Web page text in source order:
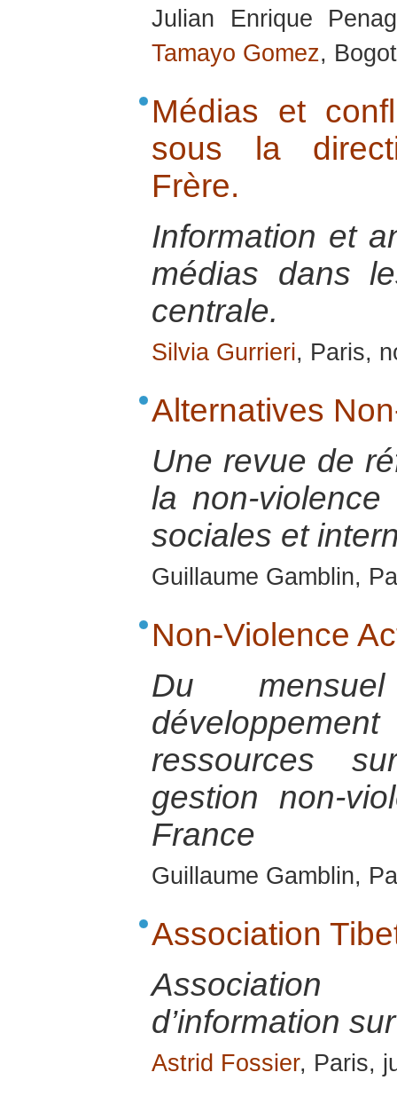
Julian Enrique
Tamayo Gomez,
Médias et
sous la
Frère.
Information et
médias dans
centrale.
Silvia Gurrieri, Paris,
Alternatives
Une revue de
la non-
sociales et
Guillaume Gamblin,
Non-Violence
Du
ressources
gestion non-
France
Guillaume Gamblin,
Association
d’information
Astrid Fossier, Paris,